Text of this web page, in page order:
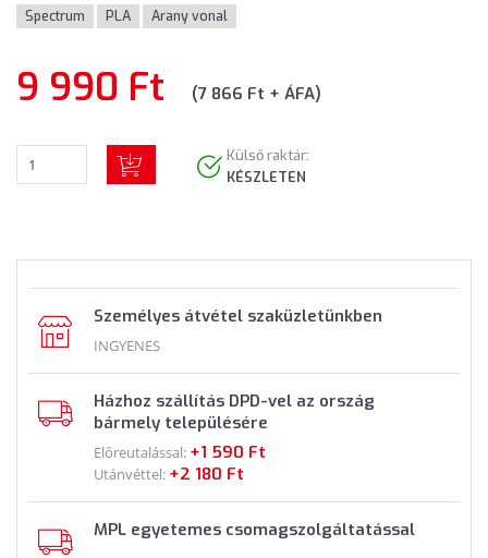
Spectrum PLA Arany vonal
9 990 Ft (7 866 Ft + ÁFA)
Külső raktár:
KÉSZLETEN
Személyes átvétel szaküzletünkben
INGYENES
Házhoz szállítás DPD-vel az ország
bármely településére
Előreutalással: +1 590 Ft
Utánvéttel: +2 180 Ft
MPL egyetemes csomagszolgáltatással